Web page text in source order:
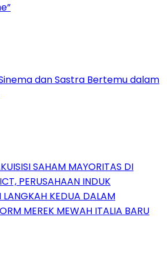
Sinema dan Sastra Bertemu dalam
SAHAM MAYORITAS DI
PERUSAHAAN INDUK
KEDUA DALAM
MEREK MEWAH ITALIA BARU